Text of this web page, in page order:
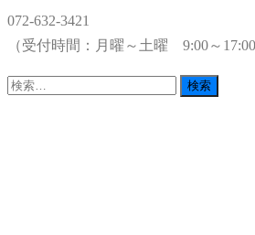
072-632-3421
（受付時間：月曜～土曜 9:00～17:00
検